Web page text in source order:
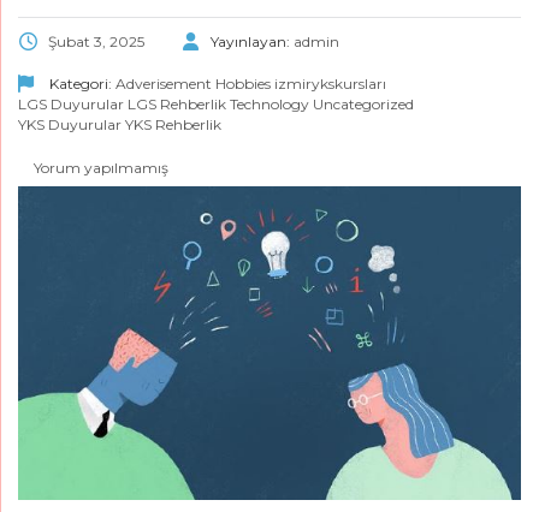
Şubat 3, 2025 Yayınlayan: admin
Kategori: Adverisement Hobbies izmirykskursları
LGS Duyurular LGS Rehberlik Technology Uncategorized
YKS Duyurular YKS Rehberlik
Yorum yapılmamış